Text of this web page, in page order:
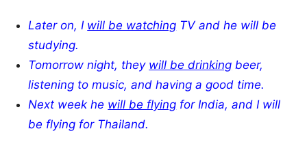
Later on, I will be watching TV and he will be
studying.
Tomorrow night, they will be drinking beer,
listening to music, and having a good time.
Next week he will be flying for India, and I will
be flying for Thailand.